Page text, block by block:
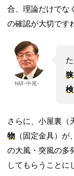
合、理論だけでな
の確認が大切です
N研-中尾-
さらに、小屋裏（
物 （固定金具）が、
の大風・突風の多
してもらうことに